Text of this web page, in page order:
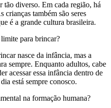
diverso. Em cada região, há
também são seres
é a grande cultura brasileira.
para brincar?
nasce da infância, mas a
sempre. Enquanto adultos, cabe
acessar essa infância dentro de
está sempre conosco.
na formação humana?